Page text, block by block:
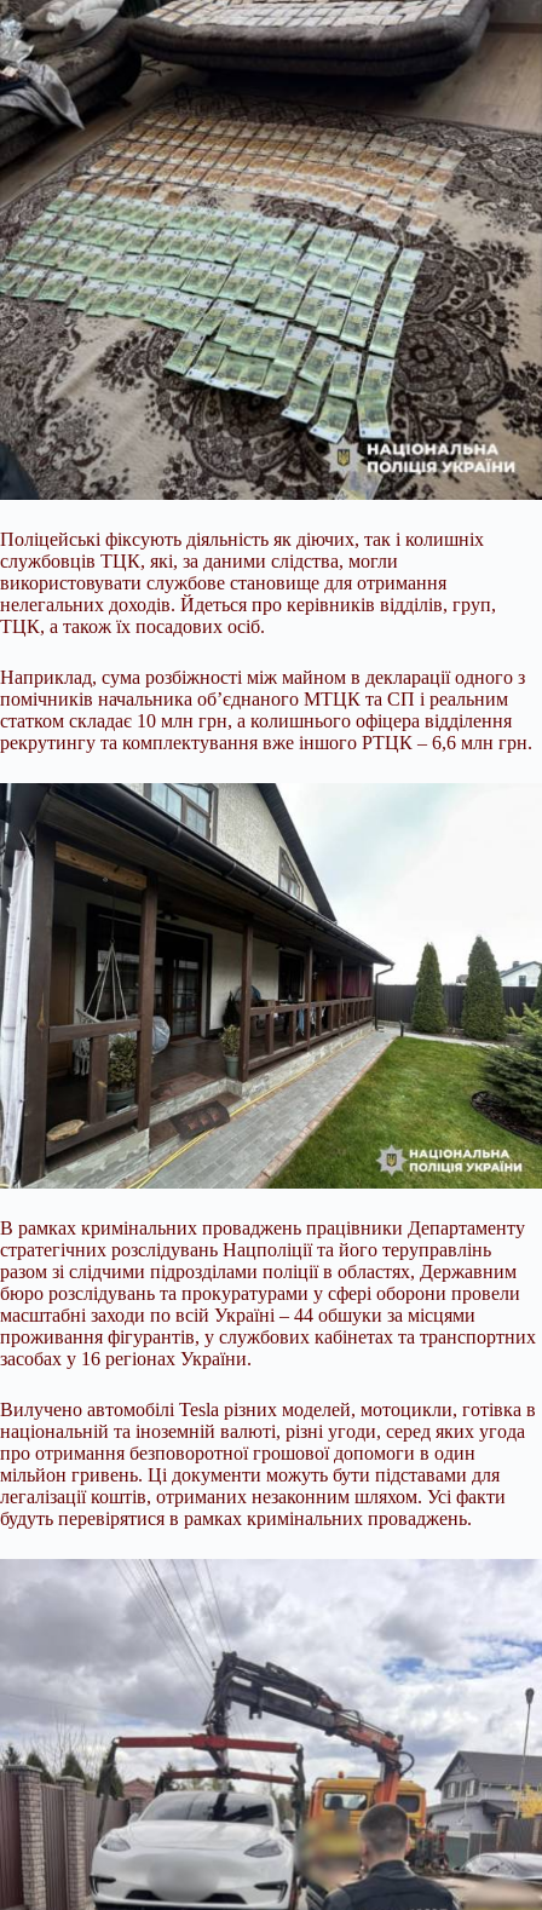
Поліцейські фіксують діяльність як діючих, так і колишніх
службовців ТЦК, які, за даними слідства, могли
використовувати службове становище для отримання
нелегальних доходів. Йдеться про керівників відділів, груп,
ТЦК, а також їх посадових осіб.
Наприклад, сума розбіжності між майном в декларації одного з
помічників начальника об’єднаного МТЦК та СП і реальним
статком складає 10 млн грн, а колишнього офіцера відділення
рекрутингу та комплектування вже іншого РТЦК – 6,6 млн грн.
В рамках кримінальних проваджень працівники Департаменту
стратегічних розслідувань Нацполіції та його теруправлінь
разом зі слідчими підрозділами поліції в областях, Державним
бюро розслідувань та прокуратурами у сфері оборони провели
масштабні заходи по всій Україні – 44 обшуки за місцями
проживання фігурантів, у службових кабінетах та транспортних
засобах у 16 регіонах України.
Вилучено автомобілі Tesla різних моделей, мотоцикли, готівка в
національній та іноземній валюті, різні угоди, серед яких угода
про отримання безповоротної грошової допомоги в один
мільйон гривень. Ці документи можуть бути підставами для
легалізації коштів, отриманих незаконним шляхом. Усі факти
будуть перевірятися в рамках кримінальних проваджень.